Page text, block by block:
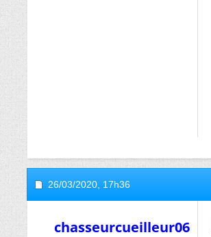
26/03/2020, 17h36
chasseurcueilleur06